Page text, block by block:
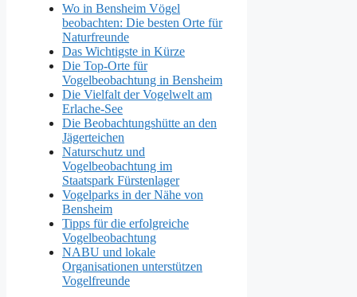
Wo in Bensheim Vögel
beobachten: Die besten Orte für
Naturfreunde
Das Wichtigste in Kürze
Die Top-Orte für
Vogelbeobachtung in Bensheim
Die Vielfalt der Vogelwelt am
Erlache-See
Die Beobachtungshütte an den
Jägerteichen
Naturschutz und
Vogelbeobachtung im
Staatspark Fürstenlager
Vogelparks in der Nähe von
Bensheim
Tipps für die erfolgreiche
Vogelbeobachtung
NABU und lokale
Organisationen unterstützen
Vogelfreunde